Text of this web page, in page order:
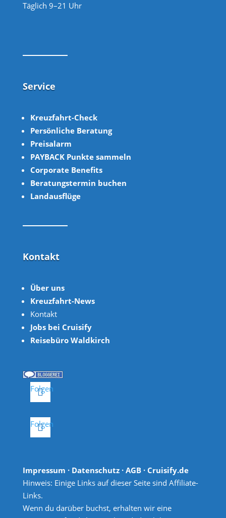
Täglich 9–21 Uhr
Service
Kreuzfahrt-Check
Persönliche Beratung
Preisalarm
PAYBACK Punkte sammeln
Corporate Benefits
Beratungstermin buchen
Landausflüge
Kontakt
Über uns
Kreuzfahrt-News
Kontakt
Jobs bei Cruisify
Reisebüro Waldkirch
Folgen
Folgen
Impressum · Datenschutz· AGB· Cruisify.de
Hinweis: Einige Links auf dieser Seite sind Affiliate-
Links.
Wenn du darüber buchst, erhalten wir eine